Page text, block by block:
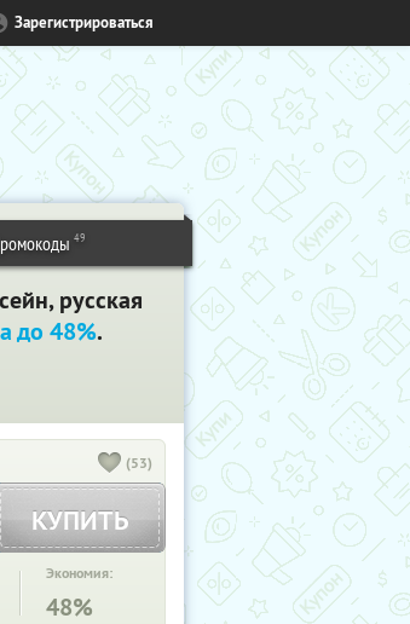
Зарегистрироваться
49
русская
до 48%.
(53)
КУПИТЬ
Экономия:
48%